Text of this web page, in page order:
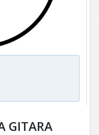
GITARA